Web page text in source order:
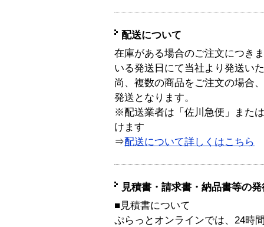
配送について
在庫がある場合のご注文につき
いる発送日にて当社より発送い
尚、複数の商品をご注文の場合
発送となります。
※配送業者は「佐川急便」また
けます
⇒配送について詳しくはこちら
見積書・請求書・納品書等の
■見積書について
ぷらっとオンラインでは、24時